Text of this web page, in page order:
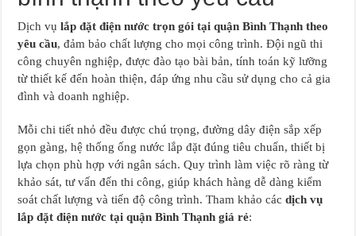
Dịch vụlắp đặt điện nước trọn gói tại quận Bình Thạnh theo
yêu cầu, đảm bảo chất lượng cho mọi công trình. Đội ngũ thi
công chuyên nghiệp, được đào tạo bài bản, tính toán kỹ lưỡng
từ thiết kế đến hoàn thiện, đáp ứng nhu cầu sử dụng cho cả gia
đình và doanh nghiệp.
Mỗi chi tiết nhỏ đều được chú trọng, đường dây điện sắp xếp
gọn gàng, hệ thống ống nước lắp đặt đúng tiêu chuẩn, thiết bị
lựa chọn phù hợp với ngân sách. Quy trình làm việc rõ ràng từ
khảo sát, tư vấn đến thi công, giúp khách hàng dễ dàng kiểm
soát chất lượng và tiến độ công trình. Tham khảo cácdịch vụ
lắp đặt điện nước tại quận Bình Thạnh giá rẻ: